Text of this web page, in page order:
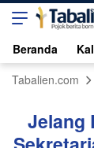
Beranda
Tabalien.com
Jelang